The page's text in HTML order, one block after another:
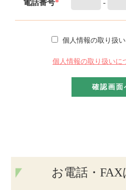
電話番号* -
個人情報の取り扱い
個人情報の取り扱いに
お電話・